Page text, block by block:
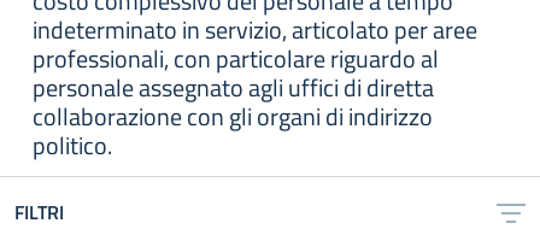
indeterminato in servizio, articolato per aree
professionali, con particolare riguardo al
personale assegnato agli uffici di diretta
collaborazione con gli organi di indirizzo
politico.
FILTRI